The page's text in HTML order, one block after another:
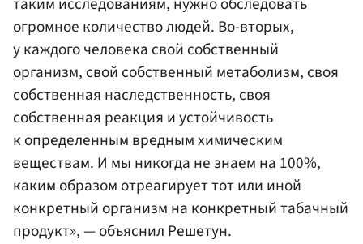
огромное количество людей. Во-вторых,
у каждого человека свой собственный
организм, свой собственный метаболизм, своя
собственная наследственность, своя
собственная реакция и устойчивость
к определенным вредным химическим
веществам. И мы никогда не знаем на 100%,
каким образом отреагирует тот или иной
конкретный организм на конкретный табачный
продукт», — объяснил Решетун.